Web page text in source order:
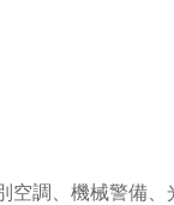
調、機械警備、